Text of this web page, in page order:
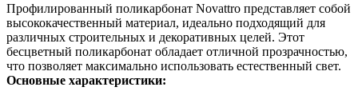
Профилированный поликарбонат Novattro представляет собой
высококачественный материал, идеально подходящий для
различных строительных и декоративных целей. Этот
бесцветный поликарбонат обладает отличной прозрачностью,
что позволяет максимально использовать естественный свет.
Основные характеристики: